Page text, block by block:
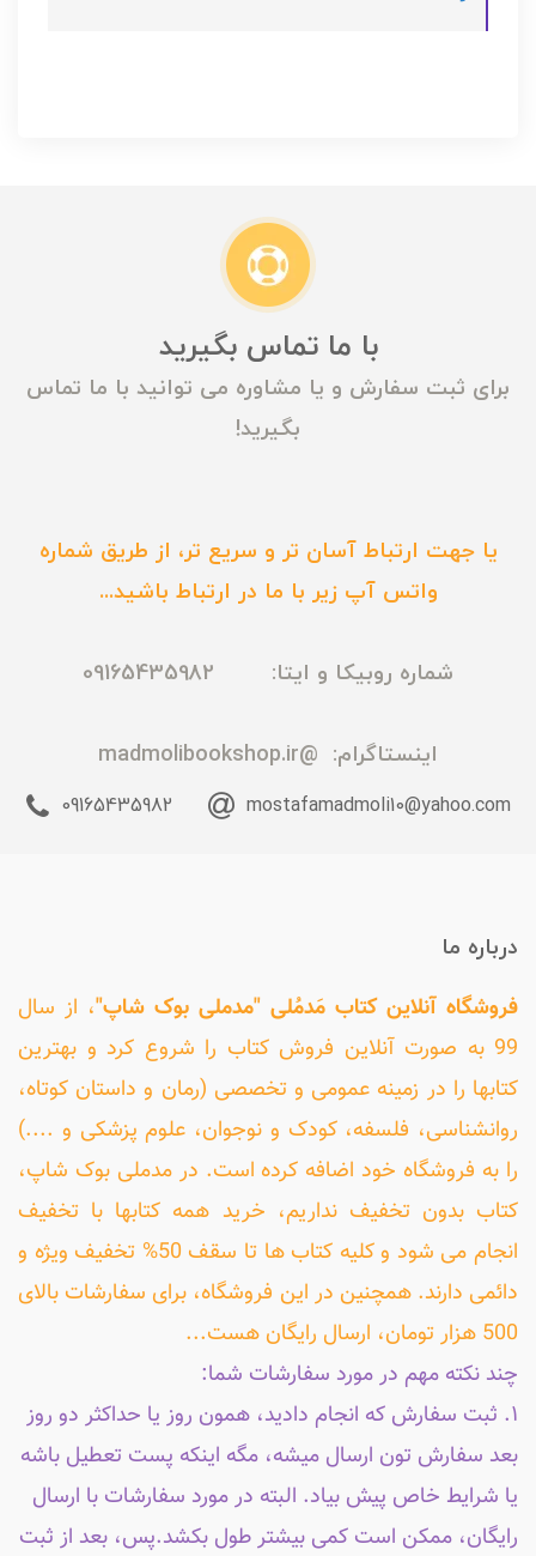
با ما تماس بگیرید
برای ثبت سفارش و یا مشاوره می توانید با ما تماس
بگیرید!
یا جهت ارتباط آسان تر و سریع تر، از طریق شماره
واتس آپ زیر با ما در ارتباط باشید...
شماره روبیکا و ایتا: 09165435982
اینستاگرام: @madmolibookshop.ir
mostafamadmoli10@yahoo.com
09165435982
درباره ما
فروشگاه آنلاین کتاب مَدمُلی "مدملی بوک شاپ"، از سال
99 به صورت آنلاین فروش کتاب را شروع کرد و بهترین
کتابها را در زمینه عمومی و تخصصی (رمان و داستان کوتاه،
روانشناسی، فلسفه، کودک و نوجوان، علوم پزشکی و ....)
را به فروشگاه خود اضافه کرده است. در مدملی بوک شاپ،
کتاب بدون تخفیف نداریم، خرید همه کتابها با تخفیف
انجام می شود و کلیه کتاب ها تا سقف 50% تخفیف ویژه و
دائمی دارند. همچنین در این فروشگاه، برای سفارشات بالای
500 هزار تومان، ارسال رایگان هست...
چند نکته مهم در مورد سفارشات شما:
۱. ثبت سفارش که انجام دادید، همون روز یا حداکثر دو روز
بعد سفارش تون ارسال میشه، مگه اینکه پست تعطیل باشه
یا شرایط خاص پیش بیاد. البته در مورد سفارشات با ارسال
رایگان، ممکن است کمی بیشتر طول بکشد.پس، بعد از ثبت